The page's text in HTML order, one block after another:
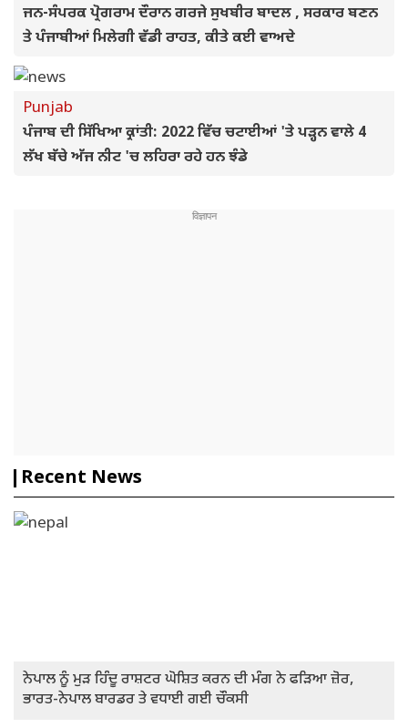
ਜਨ-ਸੰਪਰਕ ਪ੍ਰੋਗਰਾਮ ਦੌਰਾਨ ਗਰਜੇ ਸੁਖਬੀਰ ਬਾਦਲ , ਸਰਕਾਰ ਬਣਨ
ਤੇ ਪੰਜਾਬੀਆਂ ਮਿਲੇਗੀ ਵੱਡੀ ਰਾਹਤ, ਕੀਤੇ ਕਈ ਵਾਅਦੇ
Punjab
ਪੰਜਾਬ ਦੀ ਸਿੱਖਿਆ ਕ੍ਰਾਂਤੀ: 2022 ਵਿੱਚ ਚਟਾਈਆਂ 'ਤੇ ਪੜ੍ਹਨ ਵਾਲੇ 4
ਲੱਖ ਬੱਚੇ ਅੱਜ ਨੀਟ 'ਚ ਲਹਿਰਾ ਰਹੇ ਹਨ ਝੰਡੇ
Recent News
ਨੇਪਾਲ ਨੂੰ ਮੁੜ ਹਿੰਦੂ ਰਾਸ਼ਟਰ ਘੋਸ਼ਿਤ ਕਰਨ ਦੀ ਮੰਗ ਨੇ ਫੜਿਆ ਜ਼ੋਰ,
ਭਾਰਤ-ਨੇਪਾਲ ਬਾਰਡਰ ਤੇ ਵਧਾਈ ਗਈ ਚੌਕਸੀ